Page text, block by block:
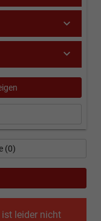
leider nicht
(0)